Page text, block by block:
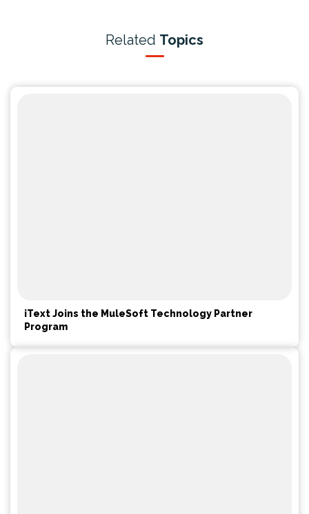
Related Topics
iText Joins the MuleSoft Technology Partner
Program